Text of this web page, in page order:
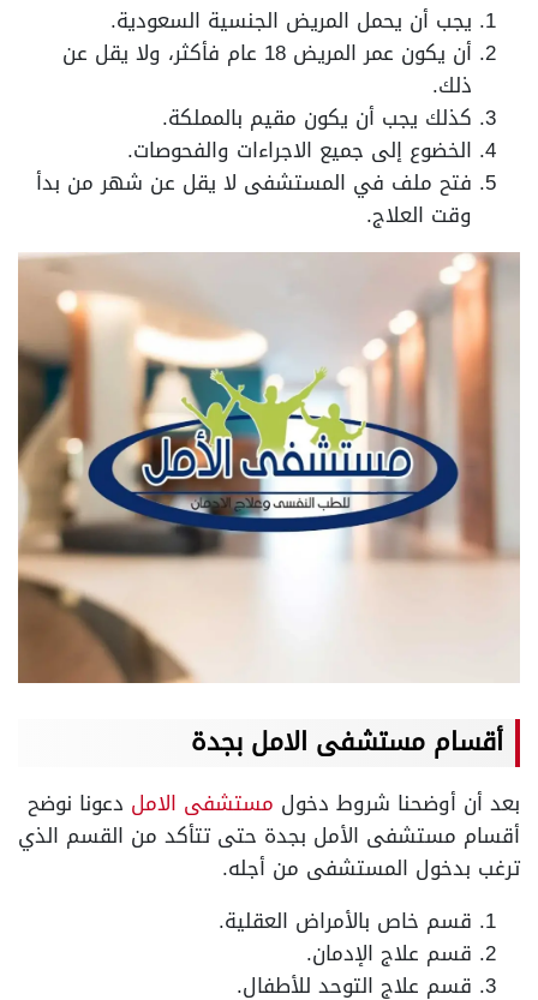
يجب أن يحمل المريض الجنسية السعودية.
أن يكون عمر المريض 18 عام فأكثر، ولا يقل عن
ذلك.
كذلك يجب أن يكون مقيم بالمملكة.
الخضوع إلى جميع الاجراءات والفحوصات.
فتح ملف في المستشفى لا يقل عن شهر من بدأ
وقت العلاج.
أقسام مستشفى الامل بجدة
بعد أن أوضحنا شروط دخول مستشفى الامل دعونا نوضح
أقسام مستشفى الأمل بجدة حتى تتأكد من القسم الذي
ترغب بدخول المستشفى من أجله.
قسم خاص بالأمراض العقلية.
قسم علاج الإدمان.
قسم علاج التوحد للأطفال.